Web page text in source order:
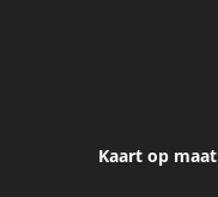
Kaart op maat